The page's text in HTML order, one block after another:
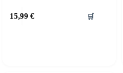
15,99 € 🛒